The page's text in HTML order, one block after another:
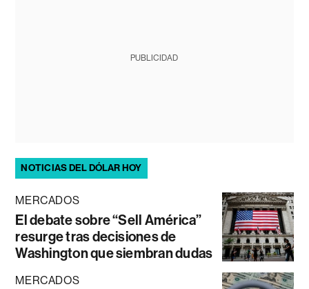
PUBLICIDAD
NOTICIAS DEL DÓLAR HOY
MERCADOS
El debate sobre “Sell América”
resurge tras decisiones de
Washington que siembran dudas
MERCADOS